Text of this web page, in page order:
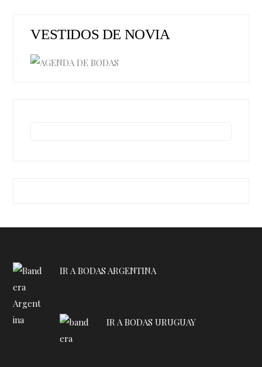
VESTIDOS DE NOVIA
IR A BODAS ARGENTINA
IR A BODAS URUGUAY